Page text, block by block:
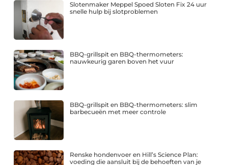
Slotenmaker Meppel Spoed Sloten Fix 24 uur
snelle hulp bij slotproblemen
BBQ-grillspit en BBQ-thermometers:
nauwkeurig garen boven het vuur
BBQ-grillspit en BBQ-thermometers: slim
barbecueën met meer controle
Renske hondenvoer en Hill’s Science Plan:
voeding die aansluit bij de behoeften van je